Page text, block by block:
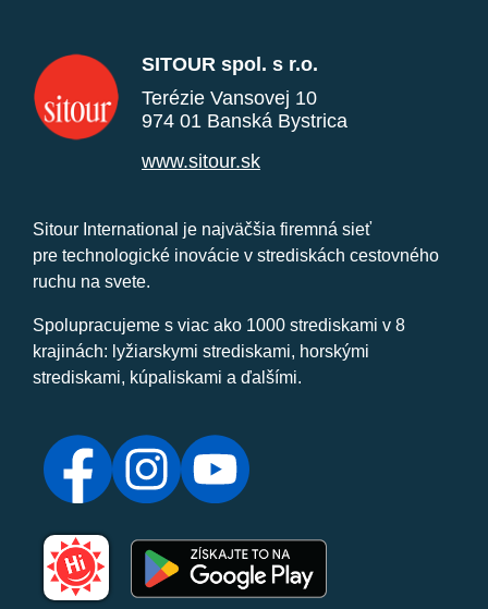
SITOUR spol. s r.o.
Terézie Vansovej 10
974 01 Banská Bystrica
www.sitour.sk
Sitour International je najväčšia firemná sieť
pre technologické inovácie v strediskách cestovného
ruchu na svete.
Spolupracujeme s viac ako 1000 strediskami v 8
krajinách: lyžiarskymi strediskami, horskými
strediskami, kúpaliskami a ďalšími.